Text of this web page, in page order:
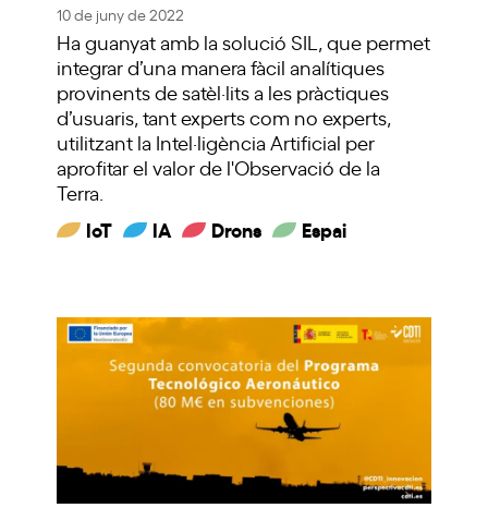
10 de juny de 2022
Ha guanyat amb la solució SIL, que permet
integrar d’una manera fàcil analítiques
provinents de satèl·lits a les pràctiques
d’usuaris, tant experts com no experts,
utilitzant la Intel·ligència Artificial per
aprofitar el valor de l'Observació de la
Terra.
IoT IA Drons Espai